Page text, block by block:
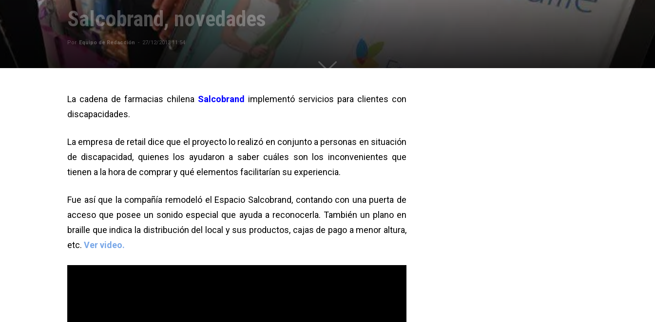
Salcobrand, novedades
Por Equipo de Redacción - 27/12/2013 11:54
La cadena de farmacias chilena Salcobrand implementó servicios para clientes con
discapacidades.
La empresa de retail dice que el proyecto lo realizó en conjunto a personas en situación
de discapacidad, quienes los ayudaron a saber cuáles son los inconvenientes que
tienen a la hora de comprar y qué elementos facilitarían su experiencia.
Fue así que la compañía remodeló el Espacio Salcobrand, contando con una puerta de
acceso que posee un sonido especial que ayuda a reconocerla. También un plano en
braille que indica la distribución del local y sus productos, cajas de pago a menor altura,
etc. Ver video.